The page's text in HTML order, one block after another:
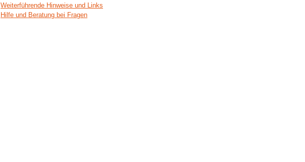
Weiterführende Hinweise und Links
Hilfe und Beratung bei Fragen